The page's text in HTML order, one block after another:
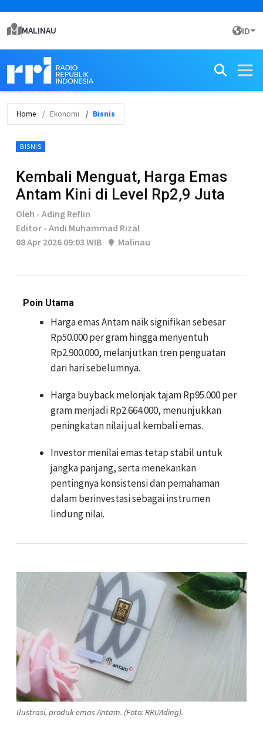
MALINAU ID
Home Ekonomi Bisnis
BISNIS
Kembali Menguat, Harga Emas
Antam Kini di Level Rp2,9 Juta
Oleh - Ading Reflin
Editor - Andi Muhammad Rizal
08 Apr 2026 09:03 WIB
Malinau
Poin Utama
Harga emas Antam naik signifikan sebesar
Rp50.000 per gram hingga menyentuh
Rp2.900.000, melanjutkan tren penguatan
dari hari sebelumnya.
Harga buyback melonjak tajam Rp95.000 per
gram menjadi Rp2.664.000, menunjukkan
peningkatan nilai jual kembali emas.
Investor menilai emas tetap stabil untuk
jangka panjang, serta menekankan
pentingnya konsistensi dan pemahaman
dalam berinvestasi sebagai instrumen
lindung nilai.
Ilustrasi, produk emas Antam. (Foto: RRI/Ading).